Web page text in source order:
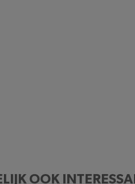
OOK